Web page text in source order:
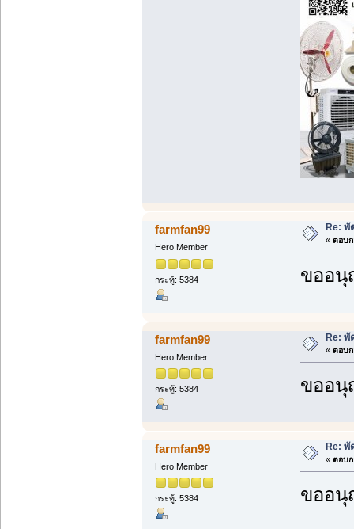
farmfan99
Hero Member
กระทู้: 5384
Re: พั
« ตอบก
ขออนุ
farmfan99
Hero Member
กระทู้: 5384
Re: พั
« ตอบก
ขออนุ
farmfan99
Hero Member
กระทู้: 5384
Re: พั
« ตอบก
ขออนุ